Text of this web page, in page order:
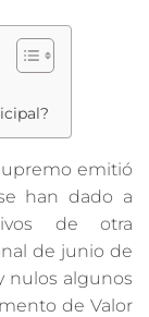
emitió
han dado a
de otra
de junio de
nulos algunos
de Valor